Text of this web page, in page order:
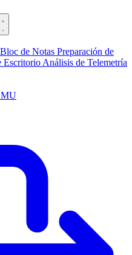
Bloc de Notas Preparación de
Escritorio Análisis de Telemetría